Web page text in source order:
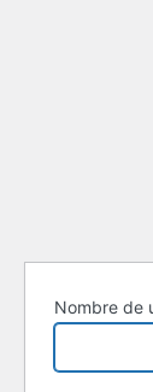
Nombre de